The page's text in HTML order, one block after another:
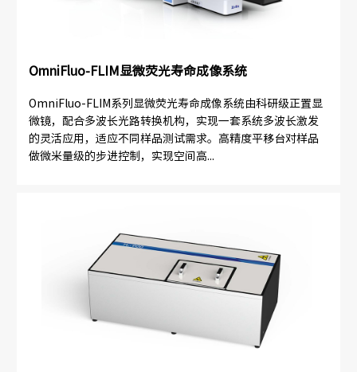
OmniFluo-FLIM显微荧光寿命成像系统
OmniFluo-FLIM系列显微荧光寿命成像系统由科研级正置显
微镜，配合多波长光路转换机构，实现一套系统多波长激发
的灵活应用，适应不同样品测试需求。高精度平移台对样品
做微米量级的步进控制，实现空间高...